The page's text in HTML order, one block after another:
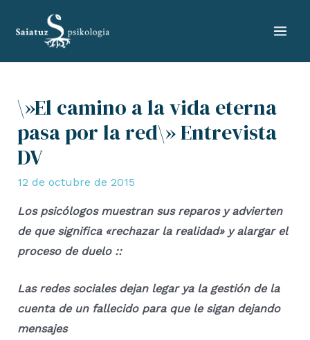
contenido
\»El camino a la vida eterna
pasa por la red\» Entrevista
DV
12 de octubre de 2015
Los psicólogos muestran sus reparos y advierten
de que significa «rechazar la realidad» y alargar el
proceso de duelo ::
Las redes sociales dejan legar ya la gestión de la
cuenta de un fallecido para que le sigan dejando
mensajes